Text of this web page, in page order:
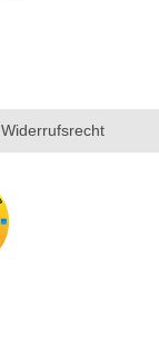
Widerrufsrecht